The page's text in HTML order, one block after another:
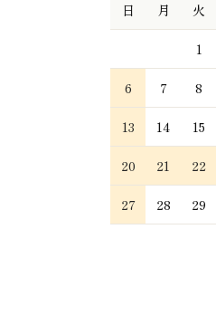
日 月 火
1
6 7 8
13 14 15
20 21 22
27 28 29